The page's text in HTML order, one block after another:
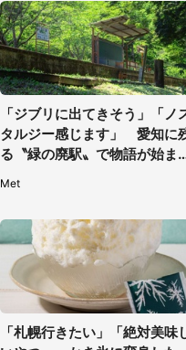
「ジブリに出てきそう」「ノ
タルジー感じます」 愛知に
る〝緑の廃駅〟で物語が始ま
Met
「札幌行きたい」「絶対美味